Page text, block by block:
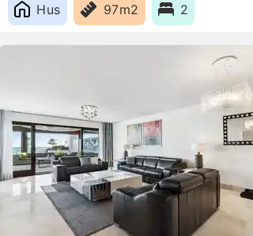
Hus
97m2 2